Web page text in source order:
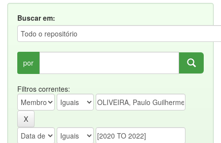
Buscar em:
por
Filtros correntes: